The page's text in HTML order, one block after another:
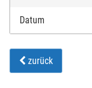
Datum
zurück